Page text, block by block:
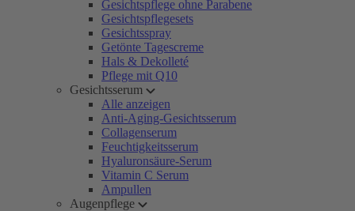
Gesichtspflege ohne Parabene
Gesichtspflegesets
Gesichtsspray
Getönte Tagescreme
Hals & Dekolleté
Pflege mit Q10
Gesichtsserum
Alle anzeigen
Anti-Aging-Gesichtsserum
Collagenserum
Feuchtigkeitsserum
Hyaluronsäure-Serum
Vitamin C Serum
Ampullen
Augenpflege